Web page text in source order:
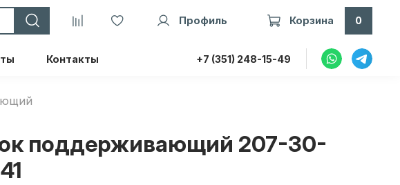
Контакты +7 (351) 248-15-49
Профиль Корзина 0
поддерживающий 207-30-